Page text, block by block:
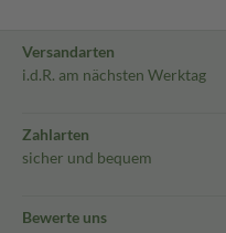
Versandarten
i.d.R. am nächsten Werktag
Zahlarten
sicher und bequem
Bewerte uns